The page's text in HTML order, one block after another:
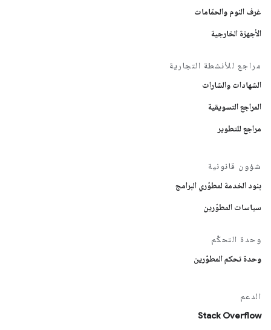
غرف النوم والحمّامات
الأجهزة الخارجية
مراجع للأنشطة التجارية
الشهادات والشارات
المراجع التسويقية
مراجع للتطوير
شؤون قانونية
بنود الخدمة لمطوّري البرامج
سياسات المطوّرين
وحدة التحكّم
وحدة تحكم المطوّرين
الدعم
Stack Overflow